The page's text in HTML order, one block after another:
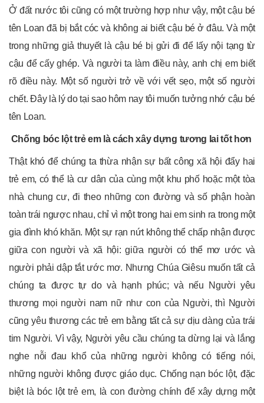
Ở đất nước tôi cũng có một trường hợp như vậy, một cậu bé
tên Loan đã bị bắt cóc và không ai biết cậu bé ở đâu. Và một
trong những giả thuyết là cậu bé bị gửi đi để lấy nội tạng từ
cậu để cấy ghép. Và người ta làm điều này, anh chị em biết
rõ điều này. Một số người trở về với vết sẹo, một số người
chết. Đây là lý do tại sao hôm nay tôi muốn tưởng nhớ cậu bé
tên Loan.
Chống bóc lột trẻ em là cách xây dựng tương lai tốt hơn
Thật khó để chúng ta thừa nhận sự bất công xã hội đẩy hai
trẻ em, có thể là cư dân của cùng một khu phố hoặc một tòa
nhà chung cư, đi theo những con đường và số phận hoàn
toàn trái ngược nhau, chỉ vì một trong hai em sinh ra trong một
gia đình khó khăn. Một sự rạn nứt không thể chấp nhận được
giữa con người và xã hội: giữa người có thể mơ ước và
người phải dập tắt ước mơ. Nhưng Chúa Giêsu muốn tất cả
chúng ta được tự do và hạnh phúc; và nếu Người yêu
thương mọi người nam nữ như con của Người, thì Người
cũng yêu thương các trẻ em bằng tất cả sự dịu dàng của trái
tim Người. Vì vậy, Người yêu cầu chúng ta dừng lại và lắng
nghe nỗi đau khổ của những người không có tiếng nói,
những người không được giáo dục. Chống nạn bóc lột, đặc
biệt là bóc lột trẻ em, là con đường chính để xây dựng một